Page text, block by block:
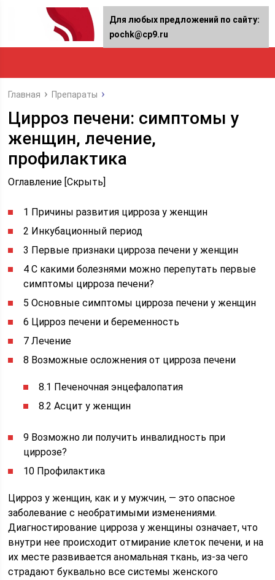
Главная Препараты
Цирроз печени: симптомы у
женщин, лечение,
профилактика
Оглавление [Скрыть]
1 Причины развития цирроза у женщин
2 Инкубационный период
3 Первые признаки цирроза печени у женщин
4 С какими болезнями можно перепутать первые
симптомы цирроза печени?
5 Основные симптомы цирроза печени у женщин
6 Цирроз печени и беременность
7 Лечение
8 Возможные осложнения от цирроза печени
8.1 Печеночная энцефалопатия
8.2 Асцит у женщин
9 Возможно ли получить инвалидность при
циррозе?
10 Профилактика
Цирроз у женщин, как и у мужчин, — это опасное
заболевание с необратимыми изменениями.
Диагностирование цирроза у женщины означает, что
внутри нее происходит отмирание клеток печени, и на
их месте развивается аномальная ткань, из-за чего
страдают буквально все системы женского
Для любых предложений по сайту:
pochk@cp9.ru